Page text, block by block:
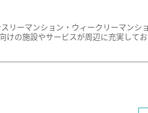
リーマンション・ウィークリーマンシ
の施設やサービスが周辺に充実して